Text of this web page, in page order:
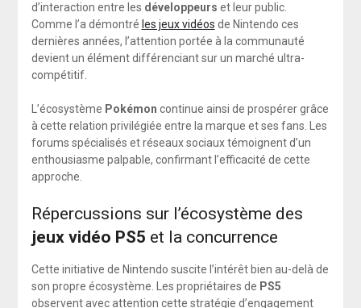
d’interaction entre les développeurs et leur public.
Comme l’a démontré les jeux vidéos de Nintendo ces
dernières années, l’attention portée à la communauté
devient un élément différenciant sur un marché ultra-
compétitif.
L’écosystème Pokémon continue ainsi de prospérer grâce
à cette relation privilégiée entre la marque et ses fans. Les
forums spécialisés et réseaux sociaux témoignent d’un
enthousiasme palpable, confirmant l’efficacité de cette
approche.
Répercussions sur l’écosystème des
jeux vidéo PS5 et la concurrence
Cette initiative de Nintendo suscite l’intérêt bien au-delà de
son propre écosystème. Les propriétaires de PS5
observent avec attention cette stratégie d’engagement